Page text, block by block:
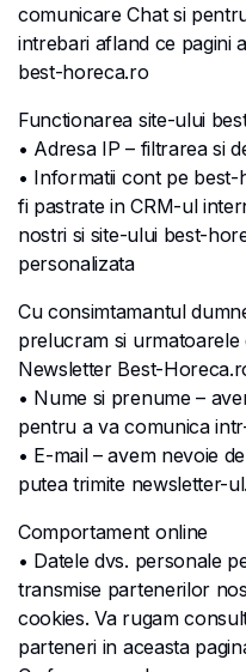
comunicare Chat si
intrebari afland ce pagini
best-horeca.ro
Functionarea site-ului
• Adresa IP – filtrarea si
• Informatii cont pe
fi pastrate in CRM-ul
nostri si site-ului best-
personalizata
Cu consimtamantul
prelucram si
Newsletter Best-
• Nume si prenume –
pentru a va comunica
• E-mail – avem nevoie
putea trimite newsletter-ul.
Comportament online
• Datele dvs. personale
transmise partenerilor
cookies. Va rugam
parteneri in aceasta